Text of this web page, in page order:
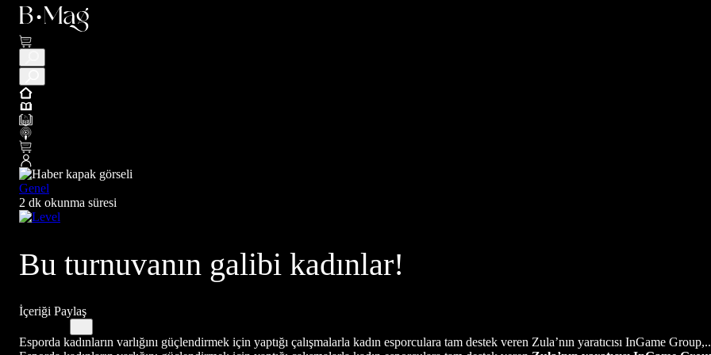
Genel
2 dk okunma süresi
Bu turnuvanın galibi kadınlar!
İçeriği Paylaş
Esporda kadınların varlığını güçlendirmek için yaptığı çalışmalarla kadın esporculara tam destek veren Zula’nın yaratıcısı InGame